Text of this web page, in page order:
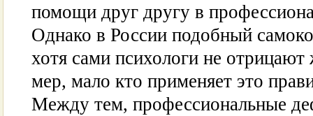
помощи друг другу в
Однако в России подобный
хотя сами психологи не отрицают
мер, мало кто применяет это
Между тем, профессиональные